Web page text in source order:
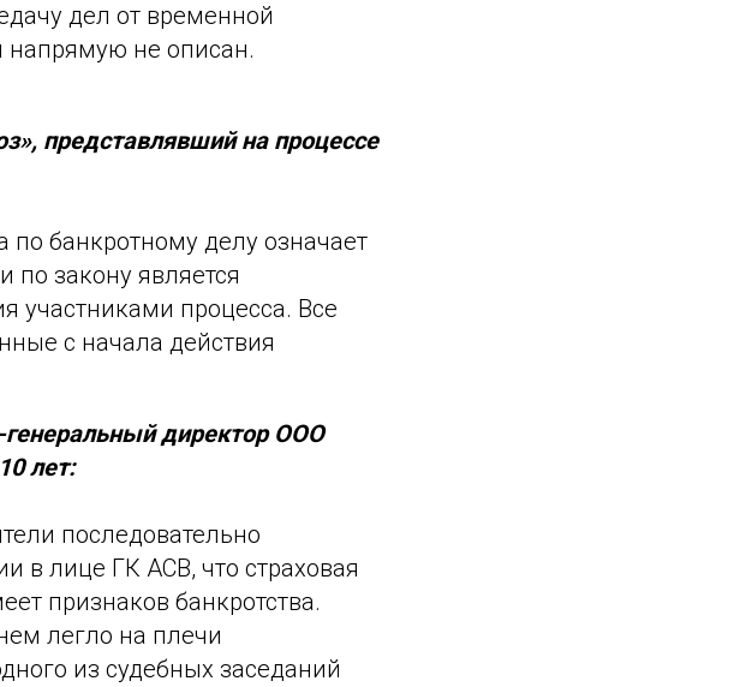
дел от временной
напрямую не описан.
представлявший на процессе
банкротному делу означает
по закону является
участниками процесса. Все
с начала действия
генеральный директор ООО
лет:
последовательно
в лице ГК АСВ, что страховая
признаков банкротства.
легло на плечи
из судебных заседаний